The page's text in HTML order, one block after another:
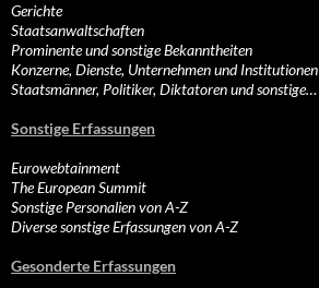
Gerichte
Staatsanwaltschaften
Prominente und sonstige Bekanntheiten
Konzerne, Dienste, Unternehmen und Institutionen
Staatsmänner, Politiker, Diktatoren und sonstige…
Sonstige Erfassungen
Eurowebtainment
The European Summit
Sonstige Personalien von A-Z
Diverse sonstige Erfassungen von A-Z
Gesonderte Erfassungen